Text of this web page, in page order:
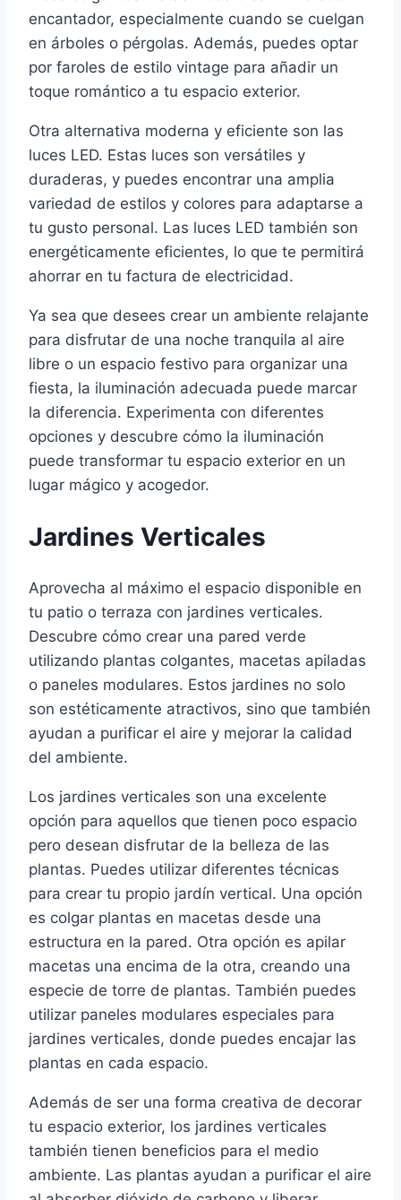
encantador, especialmente cuando se cuelgan
en árboles o pérgolas. Además, puedes optar
por faroles de estilo vintage para añadir un
toque romántico a tu espacio exterior.
Otra alternativa moderna y eficiente son las
luces LED. Estas luces son versátiles y
duraderas, y puedes encontrar una amplia
variedad de estilos y colores para adaptarse a
tu gusto personal. Las luces LED también son
energéticamente eficientes, lo que te permitirá
ahorrar en tu factura de electricidad.
Ya sea que desees crear un ambiente relajante
para disfrutar de una noche tranquila al aire
libre o un espacio festivo para organizar una
fiesta, la iluminación adecuada puede marcar
la diferencia. Experimenta con diferentes
opciones y descubre cómo la iluminación
puede transformar tu espacio exterior en un
lugar mágico y acogedor.
Jardines Verticales
Aprovecha al máximo el espacio disponible en
tu patio o terraza con jardines verticales.
Descubre cómo crear una pared verde
utilizando plantas colgantes, macetas apiladas
o paneles modulares. Estos jardines no solo
son estéticamente atractivos, sino que también
ayudan a purificar el aire y mejorar la calidad
del ambiente.
Los jardines verticales son una excelente
opción para aquellos que tienen poco espacio
pero desean disfrutar de la belleza de las
plantas. Puedes utilizar diferentes técnicas
para crear tu propio jardín vertical. Una opción
es colgar plantas en macetas desde una
estructura en la pared. Otra opción es apilar
macetas una encima de la otra, creando una
especie de torre de plantas. También puedes
utilizar paneles modulares especiales para
jardines verticales, donde puedes encajar las
plantas en cada espacio.
Además de ser una forma creativa de decorar
tu espacio exterior, los jardines verticales
también tienen beneficios para el medio
ambiente. Las plantas ayudan a purificar el aire